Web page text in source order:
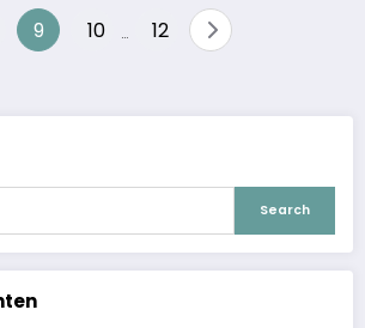
9 10 … 12
Search